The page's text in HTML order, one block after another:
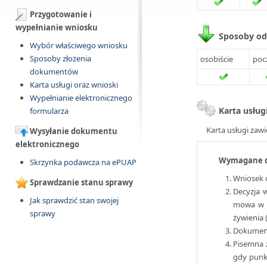
Przygotowanie i
wypełnianie wniosku
Wybór właściwego wniosku
Sposoby złożenia
dokumentów
Karta usługi oraz wnioski
Wypełnianie elektronicznego
formularza
Wysyłanie dokumentu
elektronicznego
Skrzynka podawcza na ePUAP
Sprawdzanie stanu sprawy
Jak sprawdzić stan swojej
sprawy
Sposoby
osobiście
Karta
Karta usługi
Wymagane
Wniosek
Decyzja
mowa w
żywienia
Pisemna
gdy